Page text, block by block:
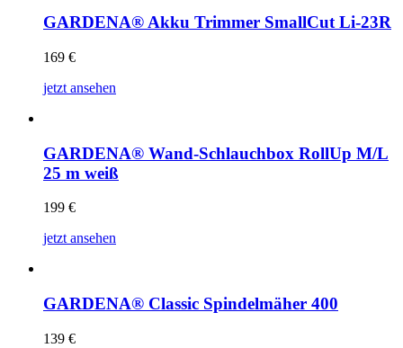
GARDENA® Akku Trimmer SmallCut Li-23R
169 €
jetzt ansehen
GARDENA® Wand-Schlauchbox RollUp M/L
25 m weiß
199 €
jetzt ansehen
GARDENA® Classic Spindelmäher 400
139 €